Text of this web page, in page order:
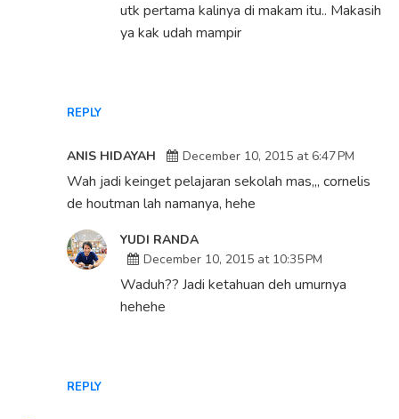
REPLY
utk pertama kalinya di makam itu.. Makasih
ya kak udah mampir
ANIS HIDAYAH December 10, 2015 at 6:47 PM
Wah jadi keinget pelajaran sekolah mas,,, cornelis
de houtman lah namanya, hehe
REPLY
YUDI RANDA
December 10, 2015 at 10:35 PM
Waduh?? Jadi ketahuan deh umurnya
hehehe